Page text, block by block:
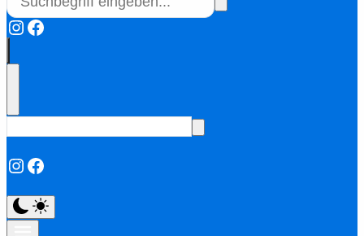
Instagram
Facebook
Instagram
Facebook